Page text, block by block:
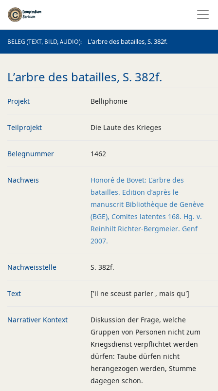
BELEG (TEXT, BILD, AUDIO) L’arbre des batailles, S. 382f.
BELEG (TEXT, BILD, AUDIO)
L’arbre des batailles, S. 382f.
Projekt Belliphonie
Teilprojekt Die Laute des Krieges
Belegnummer 1462
Nachweis
Honoré de Bovet: L’arbre des
batailles. Edition d’après le
manuscrit Bibliothèque de Genève
(BGE), Comites latentes 168. Hg. v.
Reinhilt Richter-Bergmeier. Genf
2007.
Nachweisstelle S. 382f.
Text ['il ne sceust parler , mais qu']
Narrativer Kontext
Diskussion der Frage, welche
Gruppen von Personen nicht zum
Kriegsdienst verpflichtet werden
dürfen: Taube dürfen nicht
herangezogen werden, Stumme
dagegen schon.